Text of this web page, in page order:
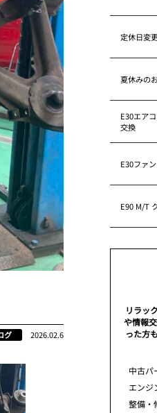
グ 2026.02.6
定休日変
夏休みの
E30エア
交換
E30ファ
E90 M/T
リラッ
や情報
った方
中古パ
エンジ
整備・